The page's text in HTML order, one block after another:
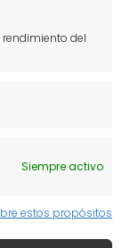
rendimiento del
Siempre activo
estos propósitos
proteínas.